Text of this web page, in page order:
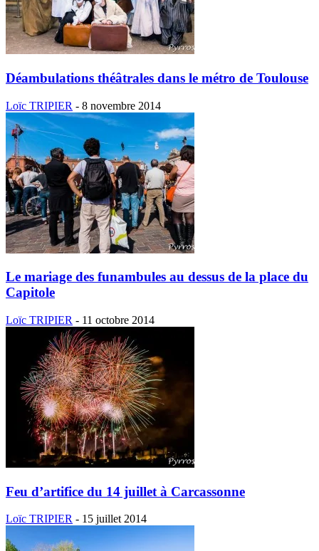
Déambulations théâtrales dans le métro de Toulouse
Loïc TRIPIER - 8 novembre 2014
Le mariage des funambules au dessus de la place du
Capitole
Loïc TRIPIER - 11 octobre 2014
Feu d’artifice du 14 juillet à Carcassonne
Loïc TRIPIER - 15 juillet 2014